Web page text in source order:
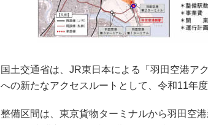
国土交通省は、JR東日本による「羽田空港ア
への新たなアクセスルートとして、令和11年
整備区間は、東京貨物ターミナルから羽田空